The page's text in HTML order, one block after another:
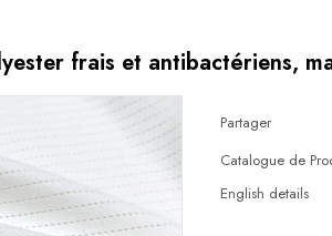
frais et antibactériens,
Partager
Catalogue de
English details